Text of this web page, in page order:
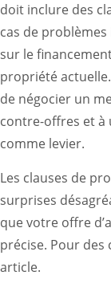
doit inclure des
cas de
sur le
propriété
de négocier un
contre-offres et à
comme levier.
Les clauses de
surprises
que votre offre
précise. Pour des
article.